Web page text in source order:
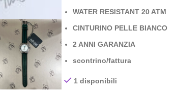
WATER RESISTANT 20 ATM
CINTURINO PELLE BIANCO
2 ANNI GARANZIA
scontrino/fattura
1 disponibili